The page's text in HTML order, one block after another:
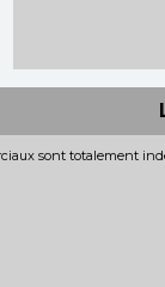
sont totalement